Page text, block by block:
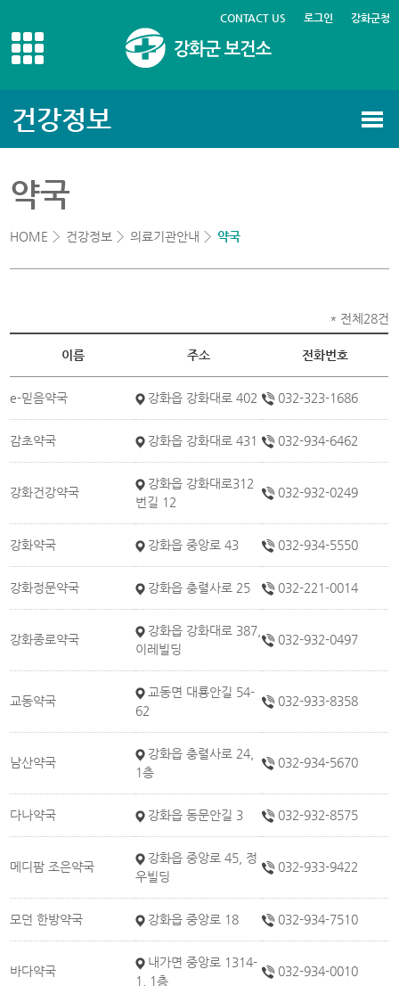
CONTACT US 로그인 강화군청
건강정보
약국
HOME 건강정보 의료기관안내 약국
* 전체28건
이름 주소 전화번호
e-믿음약국 강화읍 강화대로 402 032-323-1686
감초약국 강화읍 강화대로 431 032-934-6462
강화건강약국
강화읍 강화대로312
번길 12
032-932-0249
강화약국 강화읍 중앙로 43 032-934-5550
강화정문약국 강화읍 충렬사로 25 032-221-0014
강화종로약국
강화읍 강화대로 387,
이레빌딩
032-932-0497
교동약국
교동면 대룡안길 54-
62
032-933-8358
남산약국
강화읍 충렬사로 24,
1층
032-934-5670
다나약국 강화읍 동문안길 3 032-932-8575
메디팜 조은약국
강화읍 중앙로 45, 정
우빌딩
032-933-9422
모던 한방약국 강화읍 중앙로 18 032-934-7510
바다약국
내가면 중앙로 1314-
1, 1층
032-934-0010